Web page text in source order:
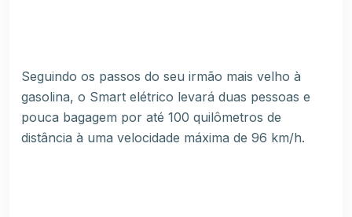
Seguindo os passos do seu irmão mais velho à
gasolina, o Smart elétrico levará duas pessoas e
pouca bagagem por até 100 quilômetros de
distância à uma velocidade máxima de 96 km/h.